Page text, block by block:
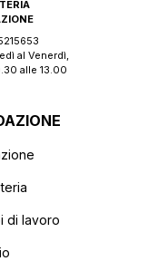
al Venerdì,
alle 13.00
di lavoro